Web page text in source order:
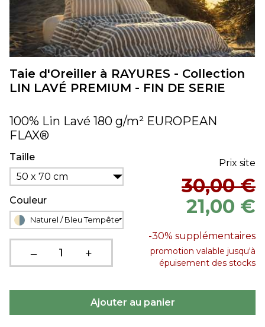
Taie d'Oreiller à RAYURES - Collection
LIN LAVÉ PREMIUM - FIN DE SERIE
100% Lin Lavé 180 g/m² EUROPEAN
FLAX®
Taille
50 x 70 cm
Couleur
Naturel / Bleu Tempête
Prix site
30,00 €
21,00 €
-30% supplémentaires
promotion valable jusqu'à
épuisement des stocks